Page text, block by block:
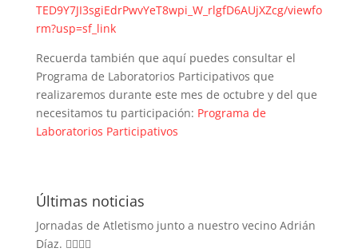
TED9Y7JI3sgiEdrPwvYeT8wpi_W_rlgfD6AUjXZcg/viewfo
rm?usp=sf_link
Recuerda también que aquí puedes consultar el
Programa de Laboratorios Participativos que
realizaremos durante este mes de octubre y del que
necesitamos tu participación: Programa de
Laboratorios Participativos
Últimas noticias
Jornadas de Atletismo junto a nuestro vecino Adrián
Díaz. 🏃‍♀️🏃‍♂️